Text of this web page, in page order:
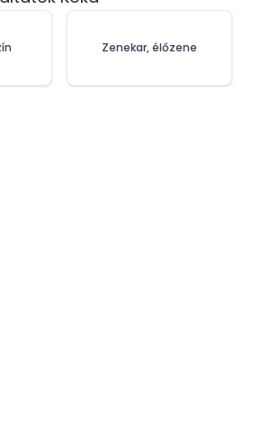
Zenekar, élőzene